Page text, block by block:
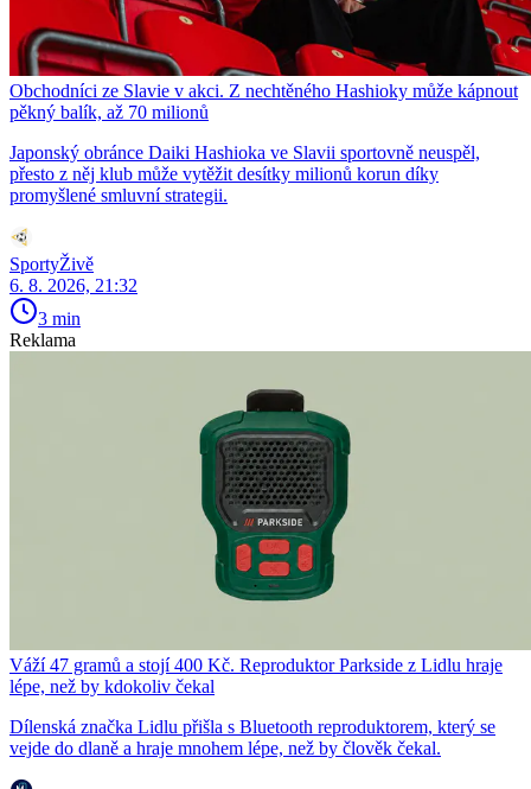
Obchodníci ze Slavie v akci. Z nechtěného Hashioky může kápnout
pěkný balík, až 70 milionů
Japonský obránce Daiki Hashioka ve Slavii sportovně neuspěl,
přesto z něj klub může vytěžit desítky milionů korun díky
promyšlené smluvní strategii.
SportyŽivě
6. 8. 2026, 21:32
3 min
Reklama
Váží 47 gramů a stojí 400 Kč. Reproduktor Parkside z Lidlu hraje
lépe, než by kdokoliv čekal
Dílenská značka Lidlu přišla s Bluetooth reproduktorem, který se
vejde do dlaně a hraje mnohem lépe, než by člověk čekal.